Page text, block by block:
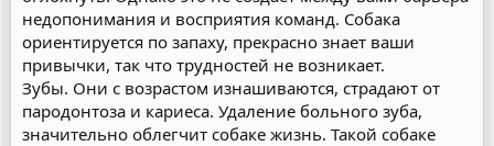
недопонимания и восприятия команд. Собака
ориентируется по запаху, прекрасно знает ваши
привычки, так что трудностей не возникает.
Зубы. Они с возрастом изнашиваются, страдают от
пародонтоза и кариеса. Удаление больного зуба,
значительно облегчит собаке жизнь. Такой собаке